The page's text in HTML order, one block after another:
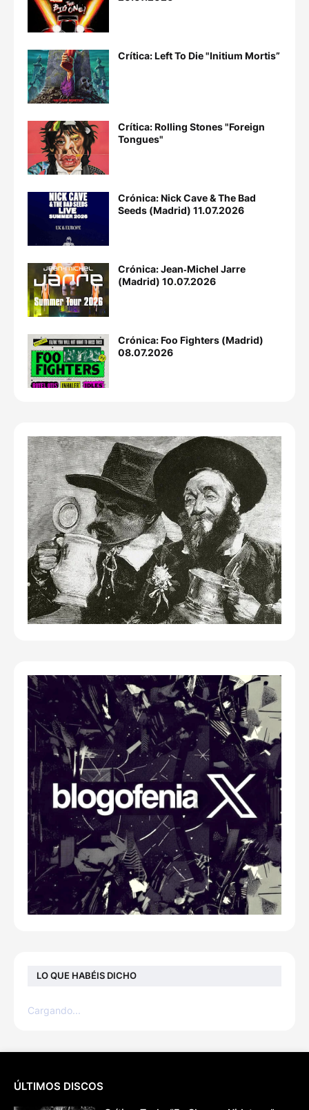
Crítica: Left To Die "Initium Mortis”
Crítica: Rolling Stones "Foreign
Tongues"
Crónica: Nick Cave & The Bad
Seeds (Madrid) 11.07.2026
Crónica: Jean‐Michel Jarre
(Madrid) 10.07.2026
Crónica: Foo Fighters (Madrid)
08.07.2026
LO QUE HABÉIS DICHO
Cargando...
ÚLTIMOS DISCOS